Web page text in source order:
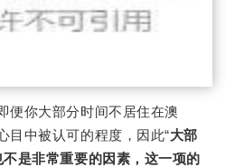
便你大部分时间不居住在澳
目中被认可的程度，因此“大部
不是非常重要的因素，这一项的